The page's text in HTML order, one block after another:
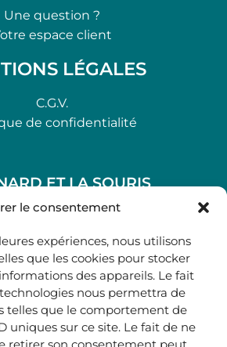
le consentement
expériences, nous utilisons
que les cookies pour stocker
des appareils. Le fait
nous permettra de
telles que le comportement de
uniques sur ce site. Le fait de ne
Une question ?
espace client
LÉGALES
C.G.V.
de confidentialité
ET LA SOURIS
33210 LANGON
05 40 41 37 18
.
AU SAMEDI
| 14H00 -19H00